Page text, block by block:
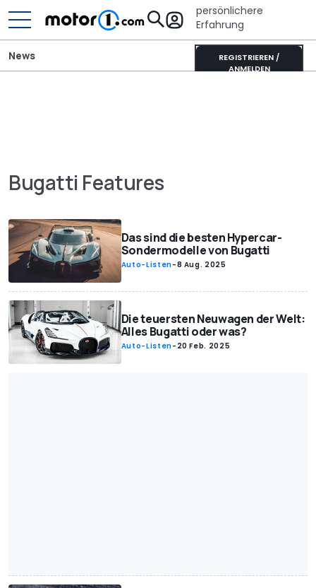
persönlichere
Erfahrung
REGISTRIEREN /
ANMELDEN
News
Bugatti Features
Das sind die besten Hypercar-
Sondermodelle von Bugatti
Auto-Listen-8 Aug. 2025
Die teuersten Neuwagen der Welt:
Alles Bugatti oder was?
Auto-Listen- 20 Feb. 2025